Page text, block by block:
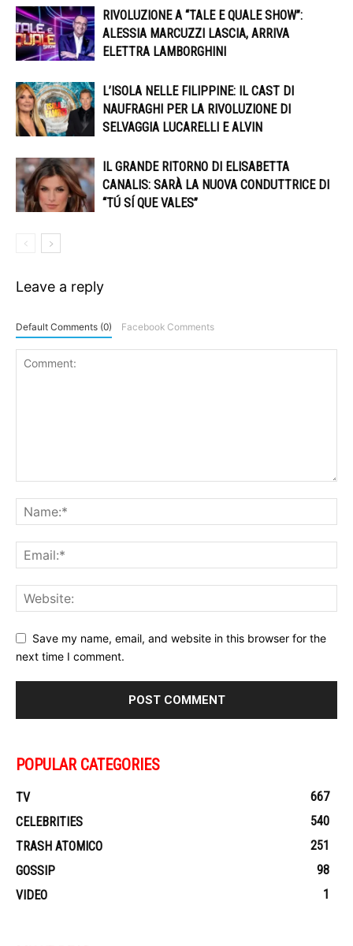
RIVOLUZIONE A “TALE E QUALE SHOW”:
ALESSIA MARCUZZI LASCIA, ARRIVA
ELETTRA LAMBORGHINI
L’ISOLA NELLE FILIPPINE: IL CAST DI
NAUFRAGHI PER LA RIVOLUZIONE DI
SELVAGGIA LUCARELLI E ALVIN
IL GRANDE RITORNO DI ELISABETTA
CANALIS: SARÀ LA NUOVA CONDUTTRICE DI
“TÚ SÍ QUE VALES”
Leave a reply
Default Comments (0) Facebook Comments
Save my name, email, and website in this browser for the
next time I comment.
POPULAR CATEGORIES
TV
667
CELEBRITIES
540
TRASH ATOMICO
251
GOSSIP
98
VIDEO
1